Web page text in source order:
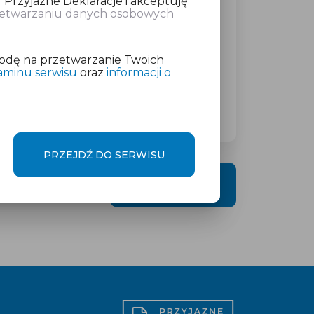
w wysokości
danych osobowych
na przetwarzanie Twoich
serwisu orazinformacji o
PRZEJDŹ DO SERWISU